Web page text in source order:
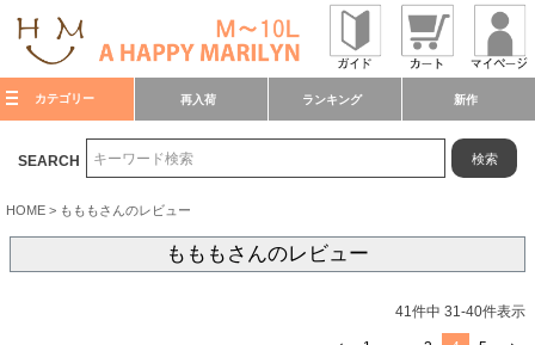
カテゴリー 再入荷 ランキング 新作
SEARCH 検索
HOME もももさんのレビュー
もももさんのレビュー
41件中 31-40件表示